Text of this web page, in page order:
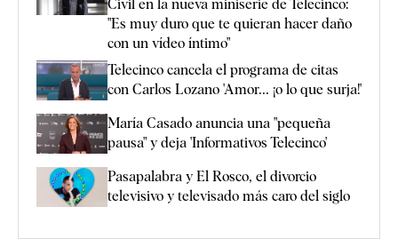
Civil en la nueva miniserie de Telecinco:
"Es muy duro que te quieran hacer daño
con un vídeo íntimo"
Telecinco cancela el programa de citas
con Carlos Lozano 'Amor... ¡o lo que surja!'
María Casado anuncia una "pequeña
pausa" y deja 'Informativos Telecinco'
Pasapalabra y El Rosco, el divorcio
televisivo y televisado más caro del siglo